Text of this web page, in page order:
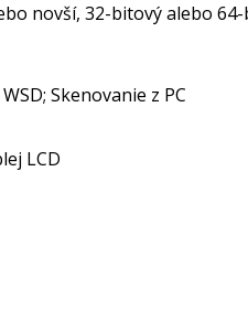
novší, 32-bitový alebo
Skenovanie z PC
LCD